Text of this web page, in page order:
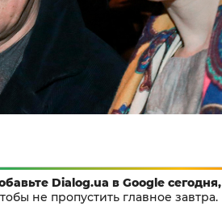
Dialog.ua в Google сегодня,
не пропустить главное завтра.